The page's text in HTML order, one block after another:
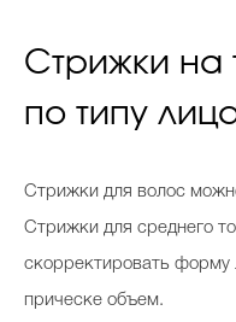
Стрижки на
по типу
Стрижки для волос
Стрижки для среднего
скорректировать форму
прическе объем.